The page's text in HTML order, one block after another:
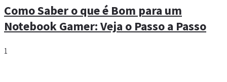
Como Saber o que é Bom para um
Notebook Gamer: Veja o Passo a Passo
1